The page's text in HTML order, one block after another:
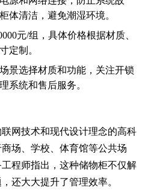
网技术和现代设计理念的高科
场、学校、体育馆等公共场
程师指出，这种储物柜不仅解
还大大提升了管理效率。
体清洁，避免潮湿环境。
元/组，具体价格根据材质、
定制。
景选择材质和功能，关注开锁
系统和售后服务。